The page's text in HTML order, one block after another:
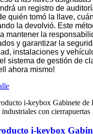
un registro de
quién tomó la llave,
la devolvió. Este
mantener la
y garantizar la
instalaciones y
sistema de gestión de
ahora mismo!
i-keybox